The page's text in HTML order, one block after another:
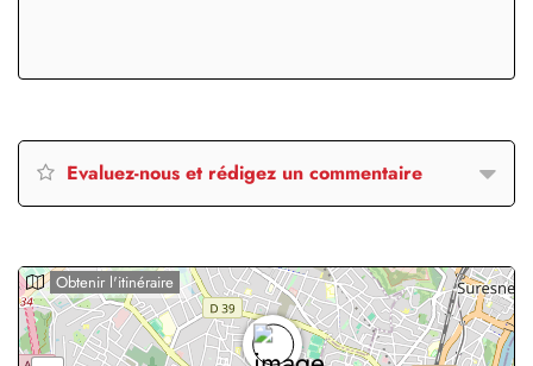
Evaluez-nous et rédigez un commentaire
Obtenir l'itinéraire